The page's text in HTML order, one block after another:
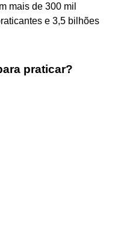
mais de 300 mil
e 3,5 bilhões
praticar?